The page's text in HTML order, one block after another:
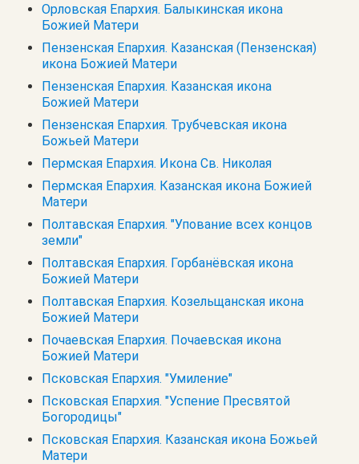
Орловская Епархия. Балыкинская икона
Божией Матери
Пензенская Епархия. Казанская (Пензенская)
икона Божией Матери
Пензенская Епархия. Казанская икона
Божией Матери
Пензенская Епархия. Трубчевская икона
Божьей Матери
Пермская Епархия. Икона Св. Николая
Пермская Епархия. Казанская икона Божией
Матери
Полтавская Епархия. "Упование всех концов
земли"
Полтавская Епархия. Горбанёвская икона
Божией Матери
Полтавская Епархия. Козельщанская икона
Божией Матери
Почаевская Епархия. Почаевская икона
Божией Матери
Псковская Епархия. "Умиление"
Псковская Епархия. "Успение Пресвятой
Богородицы"
Псковская Епархия. Казанская икона Божьей
Матери